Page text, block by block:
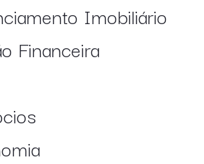
Imobiliário
Financeira